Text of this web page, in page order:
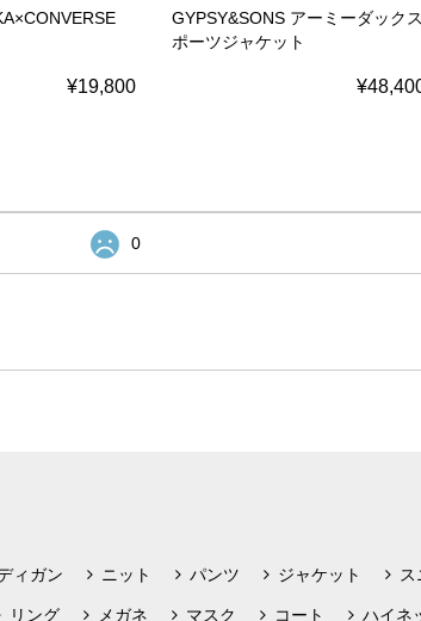
¥19,800
GYPSY&SONS アーミーダック
ポーツジャケット
0
ィガン ニット パンツ ジャケット
リング メガネ マスク コート ハイネ